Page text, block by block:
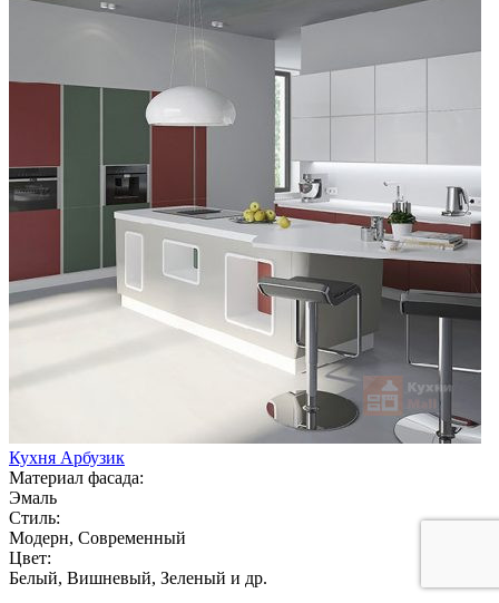
Кухня Арбузик
Материал фасада:
Эмаль
Стиль:
Модерн, Современный
Цвет:
Белый, Вишневый, Зеленый и др.